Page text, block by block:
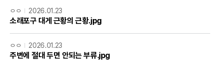
ㅇㅇ 2026.01.23
소래포구 대게 근황의 근황.jpg
ㅇㅇ 2026.01.23
주변에 절대 두면 안되는 부류.jpg